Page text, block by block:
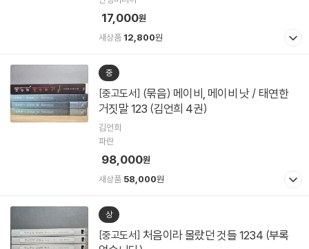
17,000원
새상품 12,800원
중
[중고도서]
거짓말 123 (김언희 4권)
김언희
파란
98,000원
새상품 58,000원
상
[중고도서]